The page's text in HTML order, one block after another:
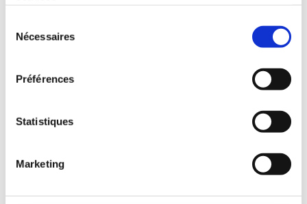
Nécessaires
Préférences
Statistiques
Marketing
Bâtiment PAF/BMR –